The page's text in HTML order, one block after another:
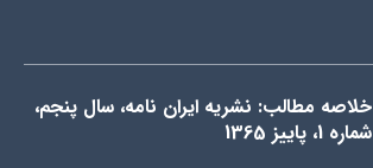
خلاصه مطالب: نشریه ایران نامه، سال پنجم،
شماره 1، پاییز 1365